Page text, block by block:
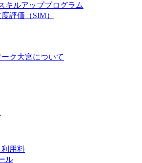
キルアッププログラム
評価（SIM）
ク大宮について
利用料
ル